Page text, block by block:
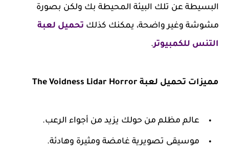
البسيطة عن تلك البيئة المحيطة بك ولكن بصورة
مشوشة وغير واضحة، يمكنك كذلك تحميل لعبة
التنس للكمبيوتر.
مميزات تحميل لعبة The Voidness Lidar Horror
عالم مظلم من حولك يزيد من أجواء الرعب.
موسيقى تصويرية غامضة ومثيرة وهادئة.